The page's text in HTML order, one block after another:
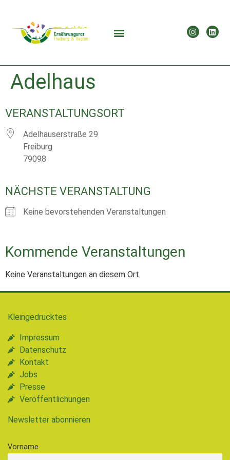
Adelhaus
VERANSTALTUNGSORT
Adelhauserstraße 29
Freiburg
79098
NÄCHSTE VERANSTALTUNG
Keine bevorstehenden Veranstaltungen
Kommende Veranstaltungen
Keine Veranstaltungen an diesem Ort
Kleingedrucktes
Impressum
Datenschutz
Kontakt
Jobs
Presse
Veröffentlichungen
Newsletter abonnieren
Vorname